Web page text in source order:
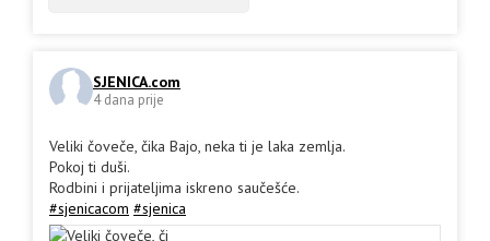
SJENICA.com
4 dana prije
Veliki čoveče, čika Bajo, neka ti je laka zemlja.
Pokoj ti duši.
Rodbini i prijateljima iskreno saučešće.
#sjenicacom #sjenica